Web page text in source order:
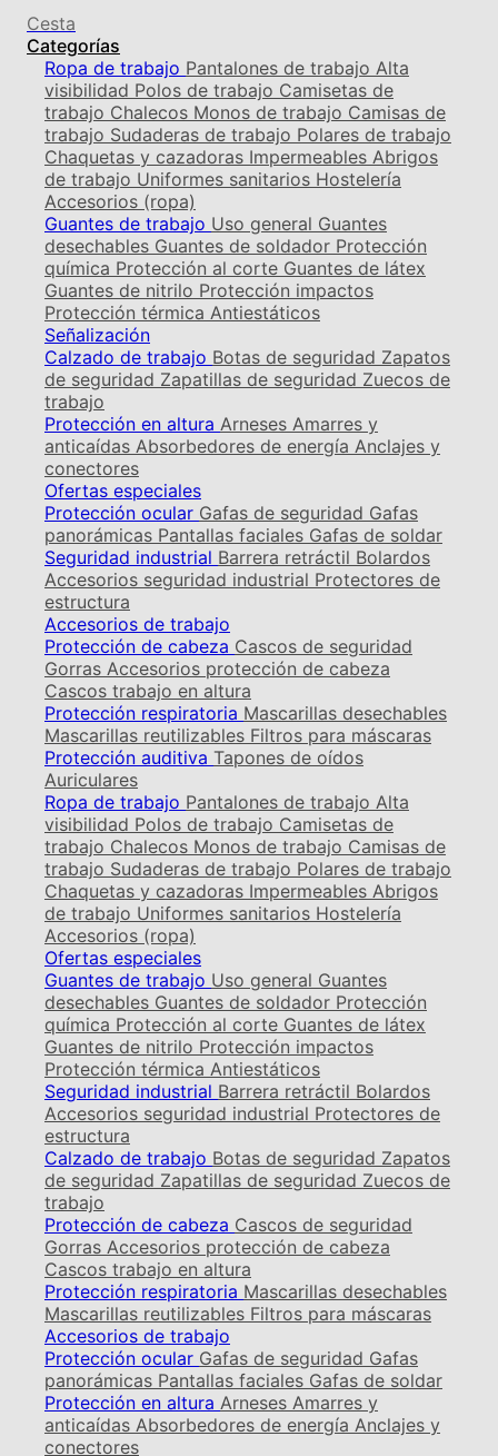
Cesta
Categorías
Ropa de trabajo Pantalones de trabajo Alta
visibilidad Polos de trabajo Camisetas de
trabajo Chalecos Monos de trabajo Camisas de
trabajo Sudaderas de trabajo Polares de trabajo
Chaquetas y cazadoras Impermeables Abrigos
de trabajo Uniformes sanitarios Hostelería
Accesorios (ropa)
Guantes de trabajo Uso general Guantes
desechables Guantes de soldador Protección
química Protección al corte Guantes de látex
Guantes de nitrilo Protección impactos
Protección térmica Antiestáticos
Señalización
Calzado de trabajo Botas de seguridad Zapatos
de seguridad Zapatillas de seguridad Zuecos de
trabajo
Protección en altura Arneses Amarres y
anticaídas Absorbedores de energía Anclajes y
conectores
Ofertas especiales
Protección ocular Gafas de seguridad Gafas
panorámicas Pantallas faciales Gafas de soldar
Seguridad industrial Barrera retráctil Bolardos
Accesorios seguridad industrial Protectores de
estructura
Accesorios de trabajo
Protección de cabeza Cascos de seguridad
Gorras Accesorios protección de cabeza
Cascos trabajo en altura
Protección respiratoria Mascarillas desechables
Mascarillas reutilizables Filtros para máscaras
Protección auditiva Tapones de oídos
Auriculares
Ropa de trabajo Pantalones de trabajo Alta
visibilidad Polos de trabajo Camisetas de
trabajo Chalecos Monos de trabajo Camisas de
trabajo Sudaderas de trabajo Polares de trabajo
Chaquetas y cazadoras Impermeables Abrigos
de trabajo Uniformes sanitarios Hostelería
Accesorios (ropa)
Ofertas especiales
Guantes de trabajo Uso general Guantes
desechables Guantes de soldador Protección
química Protección al corte Guantes de látex
Guantes de nitrilo Protección impactos
Protección térmica Antiestáticos
Seguridad industrial Barrera retráctil Bolardos
Accesorios seguridad industrial Protectores de
estructura
Calzado de trabajo Botas de seguridad Zapatos
de seguridad Zapatillas de seguridad Zuecos de
trabajo
Protección de cabeza Cascos de seguridad
Gorras Accesorios protección de cabeza
Cascos trabajo en altura
Protección respiratoria Mascarillas desechables
Mascarillas reutilizables Filtros para máscaras
Accesorios de trabajo
Protección ocular Gafas de seguridad Gafas
panorámicas Pantallas faciales Gafas de soldar
Protección en altura Arneses Amarres y
anticaídas Absorbedores de energía Anclajes y
conectores